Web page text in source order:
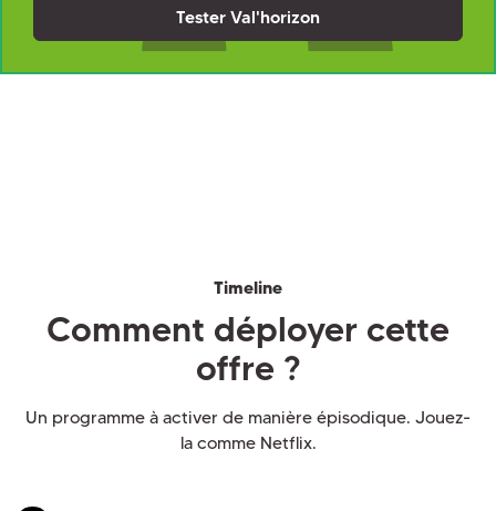
Tester Val'horizon
Timeline
Comment déployer cette
offre ?
Un programme à activer de manière épisodique. Jouez-
la comme Netflix.